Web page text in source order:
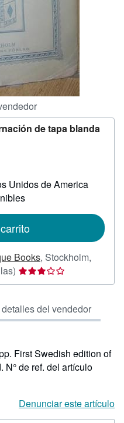
de tapa blanda
Unidos de America
Books, Stockholm,
Calificación
del
3
de
estrellas
del vendedor
First Swedish edition of
N° de ref. del artículo
Denunciar este artículo